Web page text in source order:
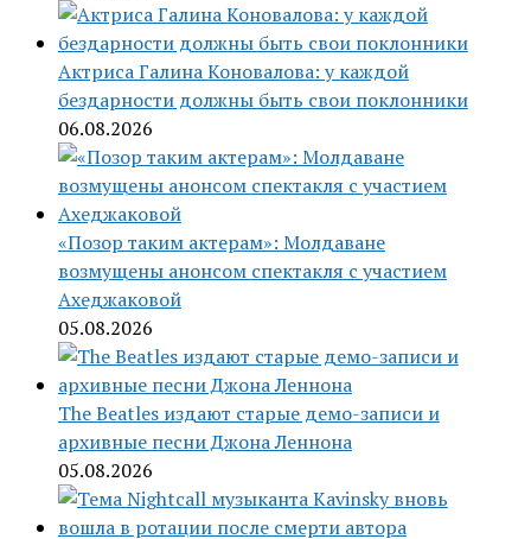
Актриса Галина Коновалова: у каждой
бездарности должны быть свои поклонники
06.08.2026
«Позор таким актерам»: Молдаване
возмущены анонсом спектакля с участием
Ахеджаковой
05.08.2026
The Beatles издают старые демо-записи и
архивные песни Джона Леннона
05.08.2026